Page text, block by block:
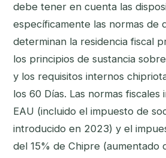
debe tener en cuenta las
específicamente las normas de
determinan la residencia fiscal
los principios de sustancia
y los requisitos internos
los 60 Días. Las normas fiscales
EAU (incluido el impuesto de
introducido en 2023) y el
del 15% de Chipre (aumentado